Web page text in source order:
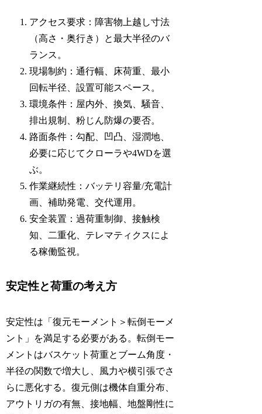
アクセス要求：障害物上越し寸法
（高さ・奥行き）と最大半径のバ
ランス。
現場制約：通行幅、床荷重、最小
回転半径、設置可能スペース。
環境条件：屋内外、換気、騒音、
排出規制、粉じん防爆の要否。
路面条件：勾配、凹凸、湿潤地、
必要に応じてクローラや4WDを選
ぶ。
作業継続性：バッテリ容量/充電計
画、補助発電、交代運用。
安全装置：過荷重制御、接触検
知、二重化、テレマティクスによ
る稼働監視。
安定性と荷重の考え方
安定性は「復元モーメント＞転倒モーメ
ント」を満足する必要がある。転倒モー
メントはバスケット荷重とブーム角度・
半径の関数で増大し、風力や横引張でさ
らに悪化する。復元側は機体自重分布、
アウトリガの有無、接地幅、地盤剛性に